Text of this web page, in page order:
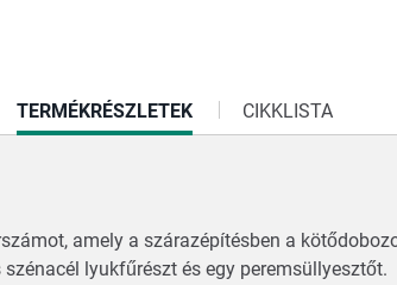
CURRENT
TAB:
TERMÉKRÉSZLETEK CIKKLISTA
amely a szárazépítésben a
lyukfűrészt és egy peremsüllyesztőt.